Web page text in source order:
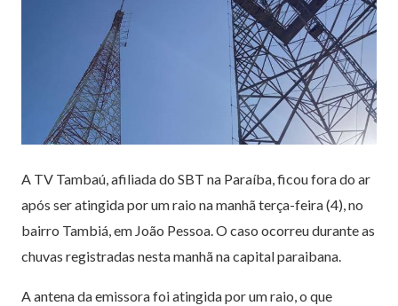
A TV Tambaú, afiliada do SBT na Paraíba, ficou fora do ar
após ser atingida por um raio na manhã terça-feira (4), no
bairro Tambiá, em João Pessoa. O caso ocorreu durante as
chuvas registradas nesta manhã na capital paraibana.
A antena da emissora foi atingida por um raio, o que